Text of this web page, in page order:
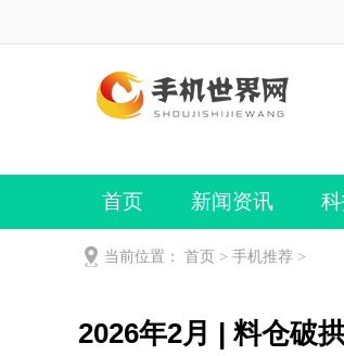
首页 新闻资讯
手机频道 手机技巧
当前位置： 首页 > 手机推荐 >
2026年2月 | 料仓破